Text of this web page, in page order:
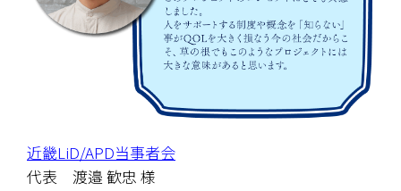
近畿LiD/APD当事者会
代表　渡邉 歓忠 様